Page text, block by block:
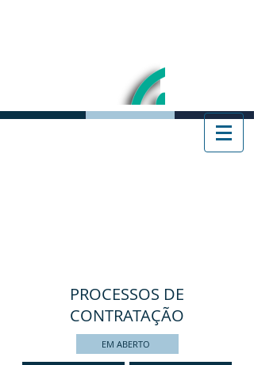
PROCESSOS DE
CONTRATAÇÃO
EM ABERTO